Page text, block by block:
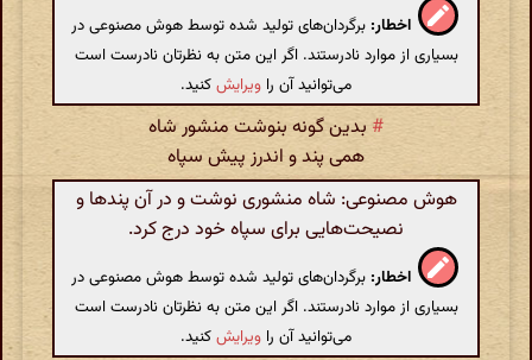
اخطار: برگردان‌های تولید شده توسط هوش مصنوعی در
بسیاری از موارد نادرستند. اگر این متن به نظرتان نادرست است
می‌توانید آن را ویرایشکنید.
# بدین گونه بنوشت منشور شاه
همی پند و اندرز پیش سپاه
هوش مصنوعی: شاه منشوری نوشت و در آن پندها و
نصیحت‌هایی برای سپاه خود درج کرد.
اخطار: برگردان‌های تولید شده توسط هوش مصنوعی در
بسیاری از موارد نادرستند. اگر این متن به نظرتان نادرست است
می‌توانید آن را ویرایشکنید.